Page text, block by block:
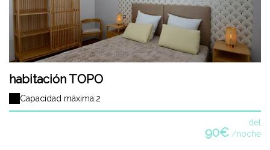
habitación TOPO
Capacidad máxima:2
del
90€ /noche